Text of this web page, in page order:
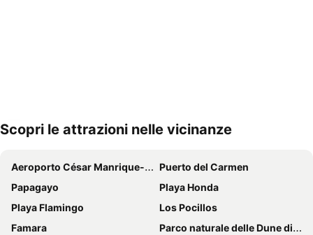
Espandi mappa
Scopri le attrazioni nelle vicinanze
Aeroporto César Manrique-Lanzarote
Puerto del Carmen
Papagayo
Playa Honda
Playa Flamingo
Los Pocillos
Famara
Parco naturale delle Dune di Corralejo